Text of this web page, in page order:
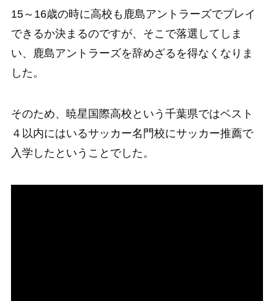
15～16歳の時に高校も鹿島アントラーズでプレイ
できるか決まるのですが、そこで落選してしま
い、鹿島アントラーズを辞めざるを得なくなりま
した。
そのため、暁星国際高校という千葉県ではベスト
４以内にはいるサッカー名門校にサッカー推薦で
入学したということでした。